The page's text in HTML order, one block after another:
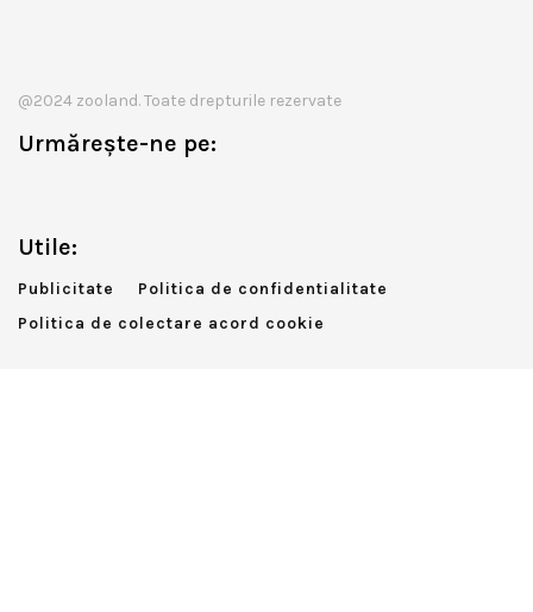
@2024 zooland. Toate drepturile rezervate
Urmărește-ne pe:
Utile:
Publicitate
Politica de confidentialitate
Politica de colectare acord cookie